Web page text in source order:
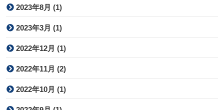
2023年8月 (1)
2023年3月 (1)
2022年12月 (1)
2022年11月 (2)
2022年10月 (1)